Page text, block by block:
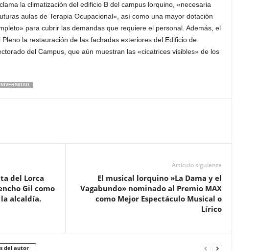
la climatización del edificio B del campus lorquino, «necesaria
aulas de Terapia Ocupacional», así como una mayor dotación
para cubrir las demandas que requiere el personal. Además, el
la restauración de las fachadas exteriores del Edificio de
del Campus, que aún muestran las «cicatrices visibles» de los
del Lorca
Gil como
alcaldía.
Artículo siguiente
El musical lorquino »La Dama y el
Vagabundo» nominado al Premio MAX
como Mejor Espectáculo Musical o
Lírico
del autor